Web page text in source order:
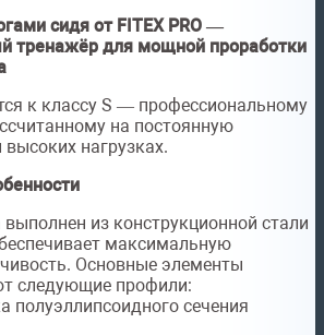
сидя от FITEX PRO —
тренажёр для мощной проработки
к классу S — профессиональному
на постоянную
нагрузках.
из конструкционной стали
максимальную
Основные элементы
следующие профили:
полуэллипсоидного сечения